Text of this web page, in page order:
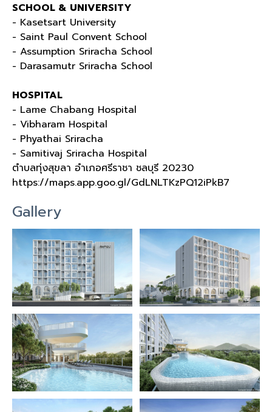
SCHOOL & UNIVERSITY
- Kasetsart University
- Saint Paul Convent School
- Assumption Sriracha School
- Darasamutr Sriracha School
HOSPITAL
- Lame Chabang Hospital
- Vibharam Hospital
- Phyathai Sriracha
- Samitivaj Sriracha Hospital
ตำบลทุ่งสุขลา อำเภอศรีราชา ชลบุรี 20230
https://maps.app.goo.gl/GdLNLTKzPQ12iPkB7
Gallery